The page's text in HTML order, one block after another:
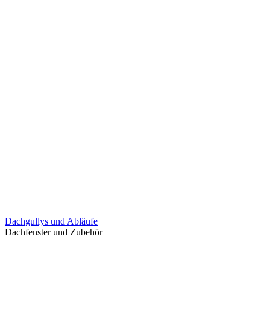
Dachgullys und Abläufe
Dachfenster und Zubehör